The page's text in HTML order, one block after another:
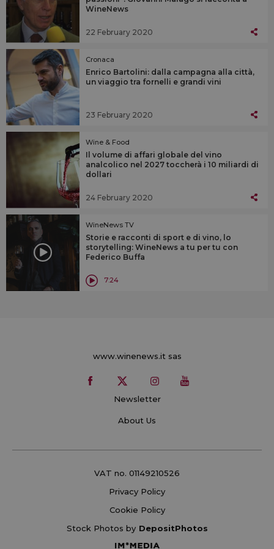
WineNews
22 February 2020
Cronaca
Enrico Bartolini: dalla campagna alla città,
un viaggio tra fornelli e grandi vini
23 February 2020
Wine & Food
Il volume di affari globale del vino
analcolico nel 2027 toccherà i 10 miliardi di
dollari
24 February 2020
WineNews TV
Storie e racconti di sport e di vino, lo
storytelling: WineNews a tu per tu con
Federico Buffa
7:24
www.winenews.it sas
Newsletter
About Us
VAT no. 01149210526
Privacy Policy
Cookie Policy
Stock Photos by DepositPhotos